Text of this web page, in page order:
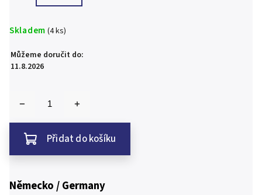
Skladem (4 ks)
Můžeme doručit do:
11.8.2026
Přidat do košíku
Německo / Germany